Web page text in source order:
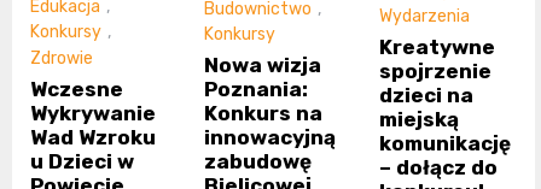
Edukacja ,
Konkursy ,
Zdrowie
Wczesne
Wykrywanie
Wad Wzroku
u Dzieci w
Budownictwo ,
Konkursy
Nowa wizja
Poznania:
Konkurs na
innowacyjną
zabudowę
Wydarzenia
Kreatywne
spojrzenie
dzieci na
miejską
komunikację
– dołącz do